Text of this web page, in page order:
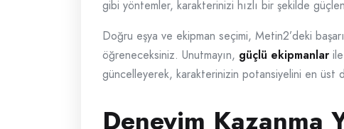
gibi yöntemler, karakterinizi hızlı bir şekilde
Doğru eşya ve ekipman seçimi, Metin2’deki
öğreneceksiniz. Unutmayın, güçlü ekipmanlar
güncelleyerek, karakterinizin potansiyelini en üst
Deneyim Kazanma